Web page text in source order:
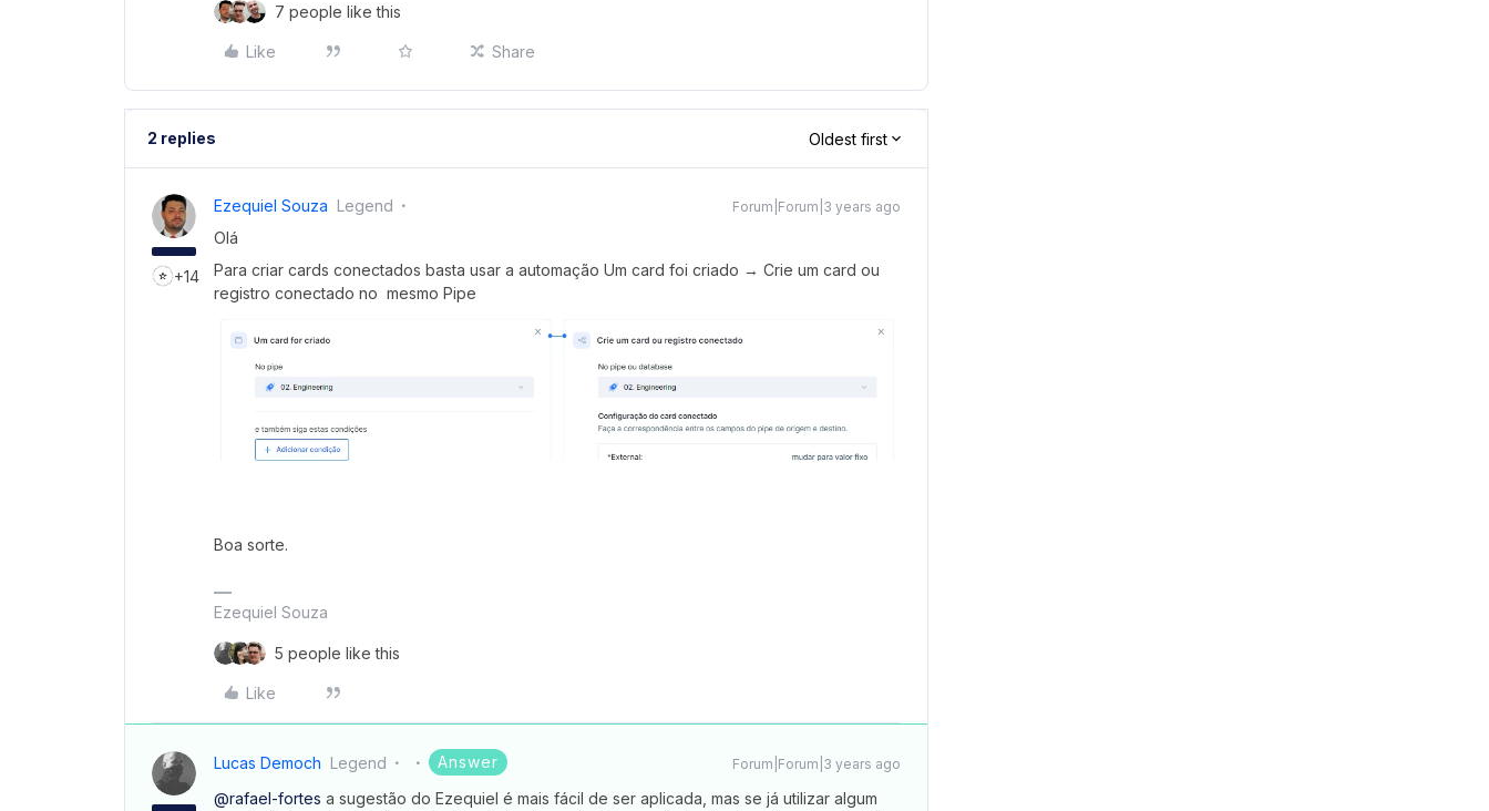
7 people like this
Like Share
2 replies Oldest first
+14
Ezequiel Souza Legend Forum|Forum|3 years ago
Olá
Para criar cards conectados basta usar a automação Um card foi criado → Crie um card ou
registro conectado no mesmo Pipe
Boa sorte.
Ezequiel Souza
5 people like this
Like
Lucas Democh Legend Answer Forum|Forum|3 years ago
@rafael-fortes a sugestão do Ezequiel é mais fácil de ser aplicada, mas se já utilizar algum